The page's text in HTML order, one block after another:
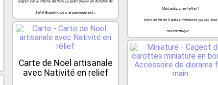
Signet sur le thème du livre Le petit prince de Antoine de
Saint Exupéry. Le marque-page est...
Carte de Noël artisanale
avec Nativité en relief
Mini pots, maxi effet !
Voici un lot de 6 pots miniatures qui ont tout
d’authentique…...